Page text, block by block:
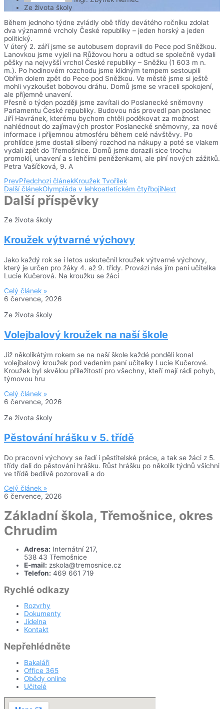
Ze života školy
Během jednoho týdne zvládly obě třídy devátého ročníku zdolat
dva významné vrcholy České republiky – jeden horský a jeden
politický.
V úterý 2. září jsme se autobusem dopravili do Pece pod Sněžkou.
Lanovkou jsme vyjeli na Růžovou horu a odtud se společně vydali
pěšky na nejvyšší vrchol České republiky – Sněžku (1 603 m n.
m.). Po hodinovém rozchodu jsme klidným tempem sestoupili
Obřím dolem zpět do Pece pod Sněžkou. Ve městě jsme si ještě
mohli vyzkoušet bobovou dráhu. Domů jsme se vraceli spokojení,
ale příjemně unavení.
Přesně o týden později jsme zavítali do Poslanecké sněmovny
Parlamentu České republiky. Budovou nás provedl pan poslanec
Jiří Havránek, kterému bychom chtěli poděkovat za možnost
nahlédnout do zajímavých prostor Poslanecké sněmovny, za nové
informace i příjemnou atmosféru během celé návštěvy. Po
prohlídce jsme dostali slíbený rozchod na nákupy a poté se vlakem
vydali zpět do Třemošnice. Domů jsme dorazili sice trochu
promoklí, unavení a s lehčími peněženkami, ale plní nových zážitků.
Petra Vašíčková, 9. A
PrevPředchozí článekKroužek Tvořílek
Další článekOlympiáda v lehkoatletickém čtyřbojiNext
Další příspěvky
Ze života školy
Kroužek výtvarné výchovy
Jako každý rok se i letos uskutečnil kroužek výtvarné výchovy,
který je určen pro žáky 4. až 9. třídy. Provází nás jím paní učitelka
Lucie Kučerová. Na kroužku se žáci
Celý článek »
6 července, 2026
Ze života školy
Volejbalový kroužek na naší škole
Již několikátým rokem se na naší škole každé pondělí konal
volejbalový kroužek pod vedením paní učitelky Lucie Kučerové.
Kroužek byl skvělou příležitostí pro všechny, kteří mají rádi pohyb,
týmovou hru
Celý článek »
6 července, 2026
Ze života školy
Pěstování hrášku v 5. třídě
Do pracovní výchovy se řadí i pěstitelské práce, a tak se žáci z 5.
třídy dali do pěstování hrášku. Růst hrášku po několik týdnů všichni
ve třídě bedlivě pozorovali a do
Celý článek »
6 července, 2026
Základní škola, Třemošnice, okres
Chrudim
Adresa: Internátní 217,
538 43 Třemošnice
E-mail: zskola@tremosnice.cz
Telefon: 469 661 719
Rychlé odkazy
Rozvrhy
Dokumenty
Jídelna
Kontakt
Nepřehlédněte
Bakaláři
Office 365
Obědy online
Učitelé